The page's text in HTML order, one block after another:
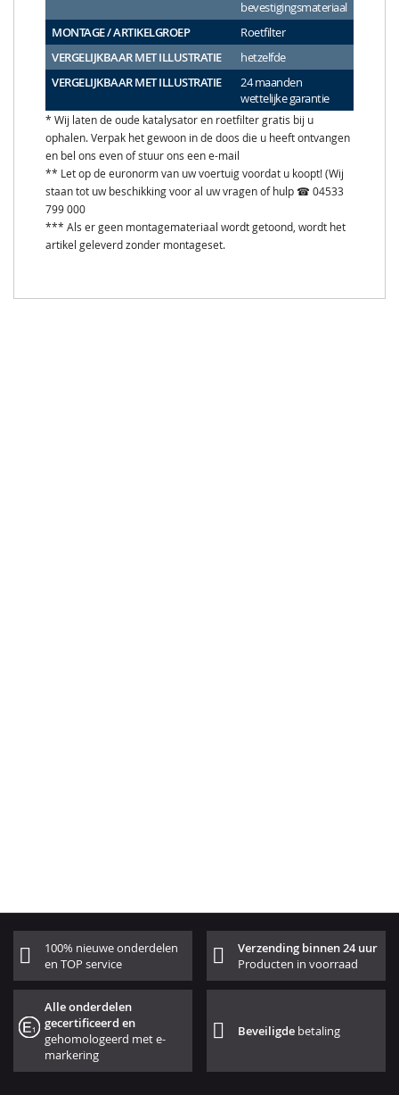
bevestigingsmateriaal
MONTAGE / ARTIKELGROEP
Roetfilter
VERGELIJKBAAR MET ILLUSTRATIE
hetzelfde
VERGELIJKBAAR MET ILLUSTRATIE
24 maanden
wettelijke garantie
* Wij laten de oude katalysator en roetfilter gratis bij u
ophalen. Verpak het gewoon in de doos die u heeft ontvangen
en bel ons even of stuur ons een e-mail
** Let op de euronorm van uw voertuig voordat u koopt! (Wij
staan tot uw beschikking voor al uw vragen of hulp ☎ 04533
799 000
*** Als er geen montagemateriaal wordt getoond, wordt het
artikel geleverd zonder montageset.
100% nieuwe onderdelen
en TOP service
Verzending binnen 24 uur
Producten in voorraad
Alle onderdelen
gecertificeerd en
gehomologeerd met e-
markering
Beveiligde betaling